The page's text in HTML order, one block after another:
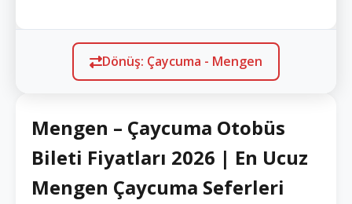
Dönüş: Çaycuma - Mengen
Mengen – Çaycuma Otobüs
Bileti Fiyatları 2026 | En Ucuz
Mengen Çaycuma Seferleri